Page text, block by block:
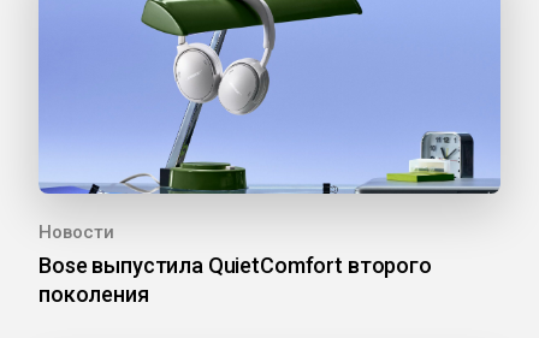
Новости
Bose выпустила QuietComfort второго
поколения